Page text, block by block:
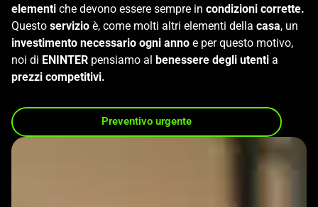
elementi che devono essere sempre in condizioni corrette.
Questo servizio è, come molti altri elementi della casa, un
investimento necessario ogni anno e per questo motivo,
noi di ENINTER pensiamo al benessere degli utenti a
prezzi competitivi.
Preventivo urgente